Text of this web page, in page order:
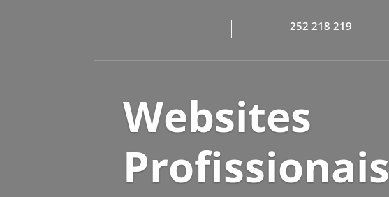
252 218 219
Websites
Profissionais